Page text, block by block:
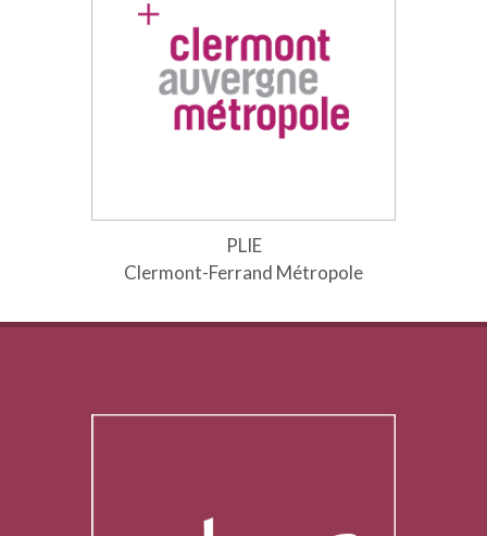
PLIE
Clermont-Ferrand Métropole